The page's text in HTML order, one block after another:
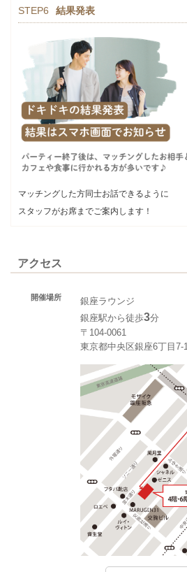
STEP6 結果発表
マッチングした方同士お話できるように
スタッフがお席までご案内します！
アクセス
開催場所
銀座ラウンジ
銀座駅から徒歩3分
〒104-0061
東京都中央区銀座6丁目